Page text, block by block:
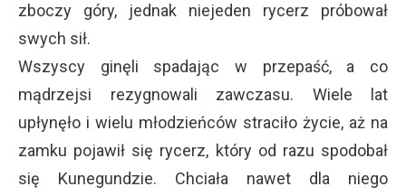
zboczy góry, jednak niejeden rycerz próbował
swych sił.
Wszyscy ginęli spadając w przepaść, a co
mądrzejsi rezygnowali zawczasu. Wiele lat
upłynęło i wielu młodzieńców straciło życie, aż na
zamku pojawił się rycerz, który od razu spodobał
się Kunegundzie. Chciała nawet dla niego